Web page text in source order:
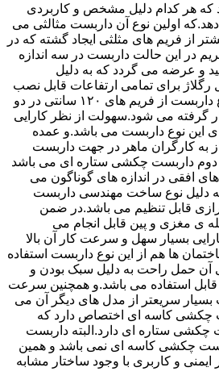
که هر کدام دلیل مشخص و کاربردی
اولین نوع آن داربست مثالثی می
از فریم های مثلثی ایجاد گشته که در
در این حالت داربست در سه اندازه
۱ متری تولید و عرضه می گردد که به دلیل
برای تمامی ارتفاعات قابل نصب
می باشد و همچنین این نوع داربست از فریم های ۱۲۰ سانتی در دو
گرفته می شود.سهولت از نظر کارایی
این نوع داربست می باشد.و عمده
به کارگران ماهر در جهت داربست
دوم داربست چکشی ستاره ای می باشد
های افقی در اندازه های گوناگون می
به دلیل نوع ساخت مهندسی داربست
قابل تنظیم می باشد.در ضمن
ی مغزی و پین قابل انجام می
بسیار سهل و سرعت کار آن بالا
ها هم از این نوع داربست استفاده
آن حمل راحت به دلیل سبک بودن و
قابل استفاده می باشد.و همچنین سرعت
بسیار سریعتر از مدل های دیگر آن می
چکشی کاسه ای اختصاص دارد که
چکشی ستاره ای دارد.البته داربست
چکشی کاسه ای نمی باشد و همین
ایمنی و کاربری با وجود ساختار مشابه